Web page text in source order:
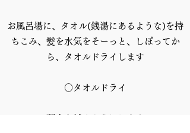
お風呂場に、タオル(銭湯にあるような)を持
ちこみ、髪を水気をそーっと、しぼってか
ら、タオルドライします
○タオルドライ